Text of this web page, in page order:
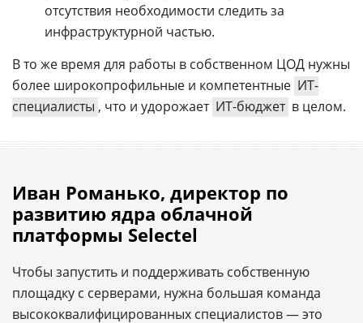
отсутствия необходимости следить за
инфраструктурной частью.
В то же время для работы в собственном ЦОД нужны
более широкопрофильные и компетентные ИТ-
специалисты , что и удорожает ИТ-бюджет в целом.
Иван Романько, директор по
развитию ядра облачной
платформы Selectel
Чтобы запустить и поддерживать собственную
площадку с серверами, нужна большая команда
высококвалифицированных специалистов — это